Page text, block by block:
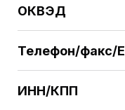
ОКВЭД
Телефон/факс/
ИНН/КПП